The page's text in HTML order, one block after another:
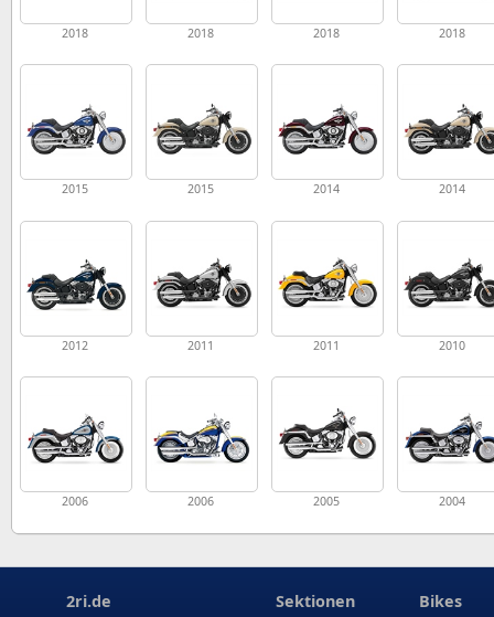
2018 2018 2018 2018
2015 2015 2014 2014
2012 2011 2011 2010
2006 2006 2005 2004
2ri.de Sektionen Bikes